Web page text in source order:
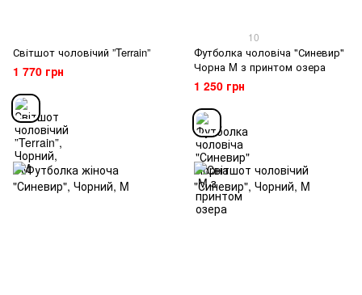
Світшот чоловічий ”Terrain”
1 770 грн
10
Футболка чоловіча "Синевир"
Чорна M з принтом озера
1 250 грн